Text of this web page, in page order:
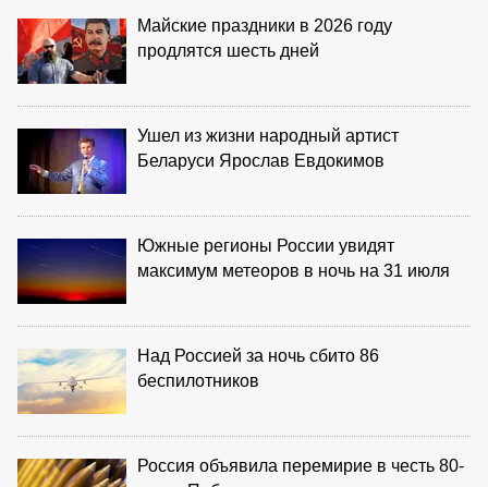
Майские праздники в 2026 году
продлятся шесть дней
Ушел из жизни народный артист
Беларуси Ярослав Евдокимов
Южные регионы России увидят
максимум метеоров в ночь на 31 июля
Над Россией за ночь сбито 86
беспилотников
Россия объявила перемирие в честь 80-